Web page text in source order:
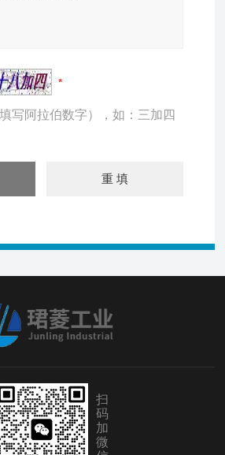
写阿拉伯数字），如：三加四
扫
码
加
微